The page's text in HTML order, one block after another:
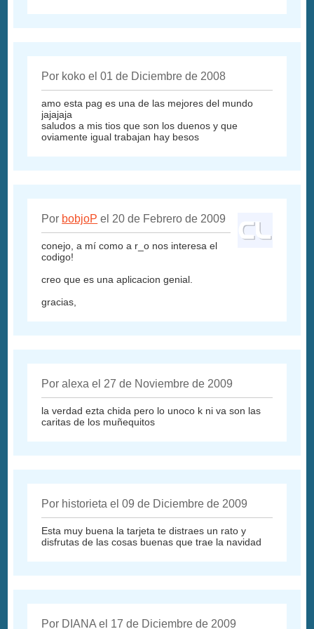
Por koko el 01 de Diciembre de 2008
amo esta pag es una de las mejores del mundo
jajajaja
saludos a mis tios que son los duenos y que
oviamente igual trabajan hay besos
Por bobjoP el 20 de Febrero de 2009
conejo, a mí como a r_o nos interesa el
codigo!
creo que es una aplicacion genial.
gracias,
Por alexa el 27 de Noviembre de 2009
la verdad ezta chida pero lo unoco k ni va son las
caritas de los muñequitos
Por historieta el 09 de Diciembre de 2009
Esta muy buena la tarjeta te distraes un rato y
disfrutas de las cosas buenas que trae la navidad
Por DIANA el 17 de Diciembre de 2009